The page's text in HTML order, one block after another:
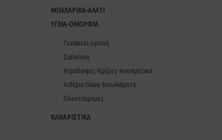
ΜΠΑΧΑΡΙΚΑ-ΑΛΑΤΙ
ΥΓΕΙΑ-ΟΜΟΡΦΙΑ
Γυναικεία υγιεινή
Σαπούνια
Κεραλοιφές-Κρέμες-Αποσμητικά
Αιθέρια έλαια-Εκχυλίσματα
Οδοντόκρεμες
ΚΑΘΑΡΙΣΤΙΚΑ